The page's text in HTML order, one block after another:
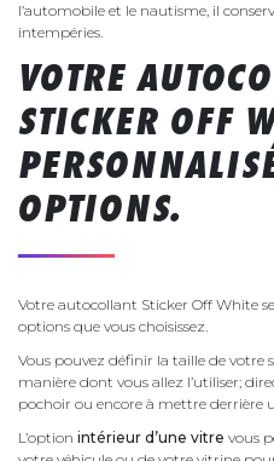
l’automobile et le nautisme, il
intempéries.
VOTRE
STICKER OFF
OPTIONS.
Votre autocollant Sticker Off White
options que vous choisissez.
Vous pouvez définir la taille de votre
manière dont vous allez l’utiliser;
pochoir ou encore à mettre derrière
L’option intérieur d’une vitre vous